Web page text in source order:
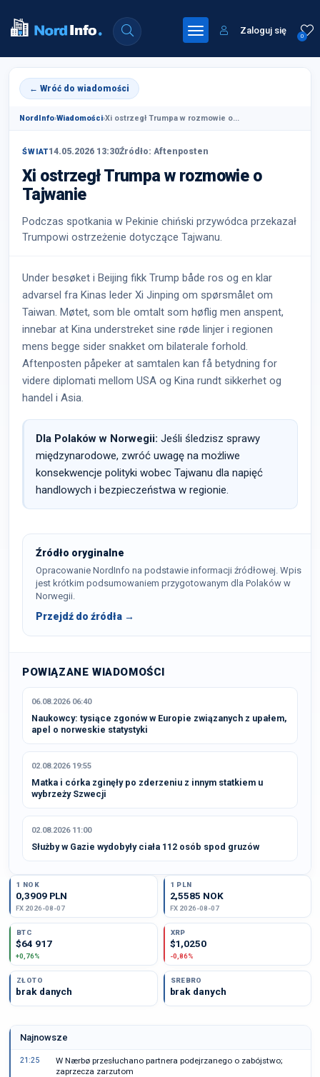
0
Zaloguj się
← Wróć do wiadomości
NordInfo›Wiadomości›Xi ostrzegł Trumpa w rozmowie o...
ŚWIAT14.05.2026 13:30Źródło: Aftenposten
Xi ostrzegł Trumpa w rozmowie o
Tajwanie
Podczas spotkania w Pekinie chiński przywódca przekazał
Trumpowi ostrzeżenie dotyczące Tajwanu.
Under besøket i Beijing fikk Trump både ros og en klar
advarsel fra Kinas leder Xi Jinping om spørsmålet om
Taiwan. Møtet, som ble omtalt som høflig men anspent,
innebar at Kina understreket sine røde linjer i regionen
mens begge sider snakket om bilaterale forhold.
Aftenposten påpeker at samtalen kan få betydning for
videre diplomati mellom USA og Kina rundt sikkerhet og
handel i Asia.
Dla Polaków w Norwegii: Jeśli śledzisz sprawy
międzynarodowe, zwróć uwagę na możliwe
konsekwencje polityki wobec Tajwanu dla napięć
handlowych i bezpieczeństwa w regionie.
Źródło oryginalne
Opracowanie NordInfo na podstawie informacji źródłowej. Wpis
jest krótkim podsumowaniem przygotowanym dla Polaków w
Norwegii.
Przejdź do źródła →
POWIĄZANE WIADOMOŚCI
06.08.2026 06:40
Naukowcy: tysiące zgonów w Europie związanych z upałem,
apel o norweskie statystyki
02.08.2026 19:55
Matka i córka zginęły po zderzeniu z innym statkiem u
wybrzeży Szwecji
02.08.2026 11:00
Służby w Gazie wydobyły ciała 112 osób spod gruzów
1 NOK
0,3909 PLN
FX 2026-08-07
1 PLN
2,5585 NOK
FX 2026-08-07
BTC
$64 917
+0,76%
XRP
$1,0250
-0,86%
ZŁOTO
brak danych
SREBRO
brak danych
Najnowsze
21:25
W Nærbø przesłuchano partnera podejrzanego o zabójstwo;
zaprzecza zarzutom